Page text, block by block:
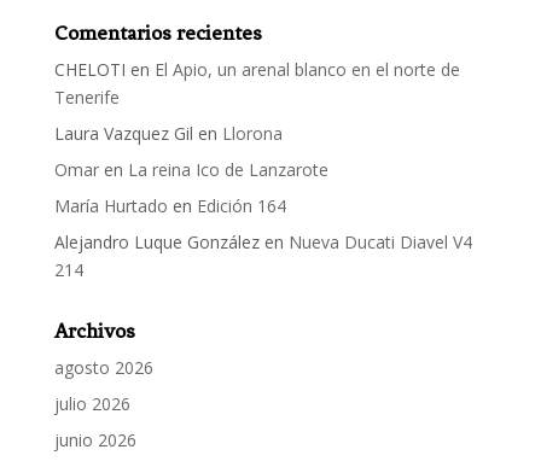
Comentarios recientes
CHELOTI en El Apio, un arenal blanco en el norte de
Tenerife
Laura Vazquez Gil en Llorona
Omaren La reina Ico de Lanzarote
María Hurtado en Edición 164
Alejandro Luque Gonzálezen Nueva Ducati Diavel V4
214
Archivos
agosto 2026
julio 2026
junio 2026